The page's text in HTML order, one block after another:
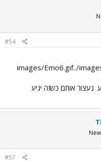
#54
נעצור אותם כשזה יגיע
#57